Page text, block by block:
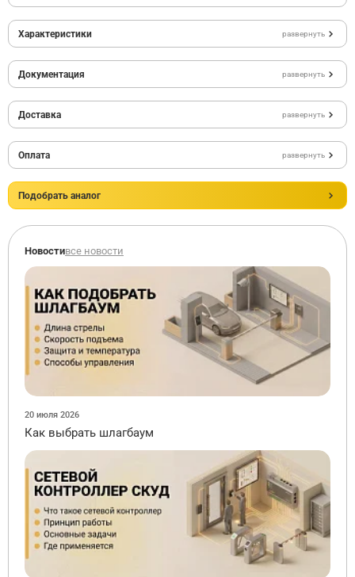
Характеристики развернуть
Документация развернуть
Доставка развернуть
Оплата развернуть
Подобрать аналог
Новостивсе новости
20 июля 2026
Как выбрать шлагбаум